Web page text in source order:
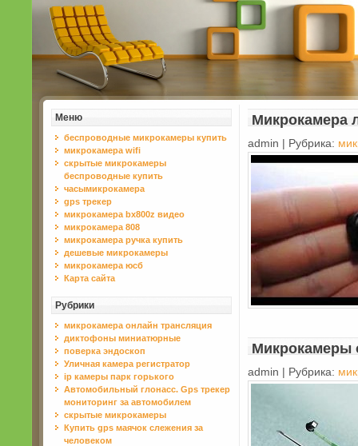
Меню
беспроводные микрокамеры купить
микрокамера wifi
скрытые микрокамеры
беспроводные купить
часымикрокамера
gps трекер
микрокамера bx800z видео
микрокамера 808
микрокамера ручка купить
дешевые микрокамеры
микрокамера юсб
Карта сайта
Рубрики
микрокамера онлайн трансляция
диктофоны миниатюрные
поверка эндоскоп
Уличная камера регистратор
ip камеры парк горького
Автомобильный глонасс. Gps трекер
мониторинг за автомобилем
скрытые микрокамеры
Купить gps маячок слежения за
человеком
Микрокамера
admin | Рубрика:
Микрокамеры
admin | Рубрика: